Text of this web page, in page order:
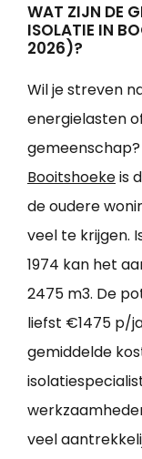
WAT ZIJN DE
ISOLATIE IN
2026)?
Wil je streven
energielasten
gemeenschap?
Booitshoekeis
de oudere
veel te krijgen.
1974 kan het
2475 m3. De
liefst €1475 p/
gemiddelde
veel